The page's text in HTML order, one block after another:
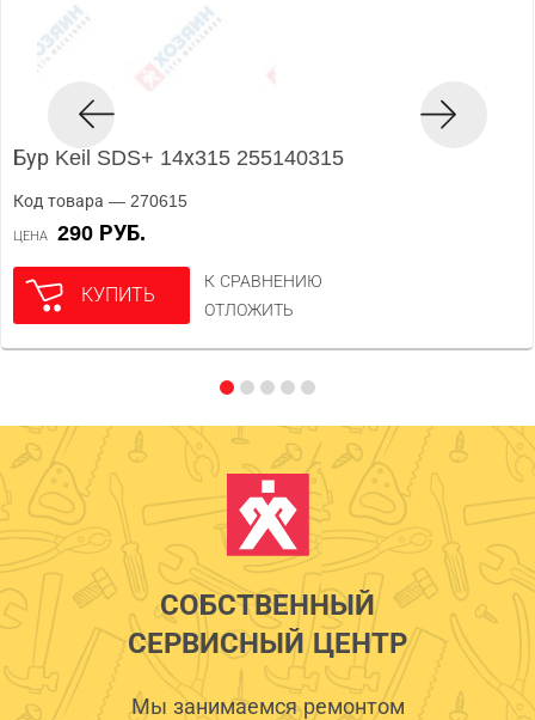
Бур Keil SDS+ 14х315 255140315
Код товара — 270615
ЦЕНА 290 РУБ.
КУПИТЬ
К СРАВНЕНИЮ
ОТЛОЖИТЬ
СОБСТВЕННЫЙ
СЕРВИСНЫЙ ЦЕНТР
Мы занимаемся ремонтом